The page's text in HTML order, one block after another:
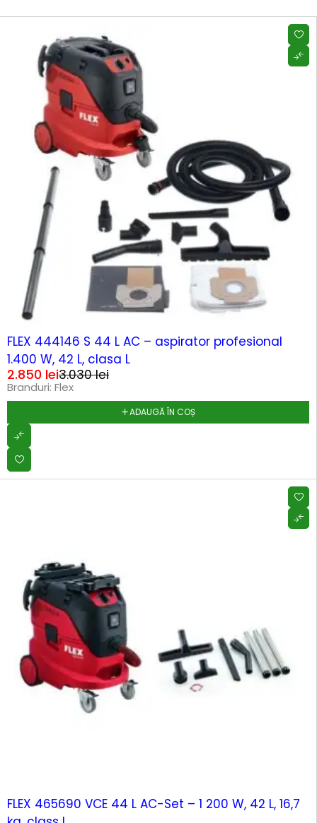
FLEX 444146 S 44 L AC – aspirator profesional
1.400 W, 42 L, clasa L
3.030lei
2.850 lei
Branduri: Flex
ADAUGĂ ÎN COȘ
FLEX 465690 VCE 44 L AC-Set – 1 200 W, 42 L, 16,7